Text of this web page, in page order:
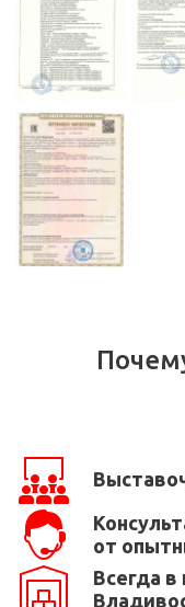
от
Всегда в